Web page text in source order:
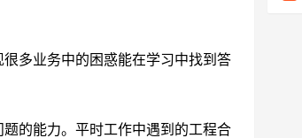
多业务中的困惑能在学习中找到答
的能力。平时工作中遇到的工程合